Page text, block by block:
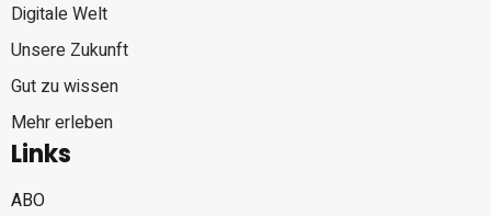
Digitale Welt
Unsere Zukunft
Gut zu wissen
Mehr erleben
Links
ABO